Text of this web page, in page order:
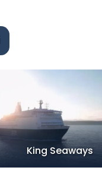
King Seaways